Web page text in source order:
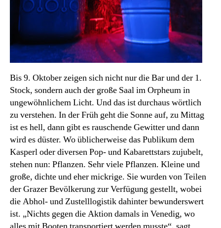
Bis 9. Oktober zeigen sich nicht nur die Bar und der 1.
Stock, sondern auch der große Saal im Orpheum in
ungewöhnlichem Licht. Und das ist durchaus wörtlich
zu verstehen. In der Früh geht die Sonne auf, zu Mittag
ist es hell, dann gibt es rauschende Gewitter und dann
wird es düster. Wo üblicherweise das Publikum dem
Kasperl oder diversen Pop- und Kabarettstars zujubelt,
stehen nun: Pflanzen. Sehr viele Pflanzen. Kleine und
große, dichte und eher mickrige. Sie wurden von Teilen
der Grazer Bevölkerung zur Verfügung gestellt, wobei
die Abhol- und Zustelllogistik dahinter bewunderswert
ist. „Nichts gegen die Aktion damals in Venedig, wo